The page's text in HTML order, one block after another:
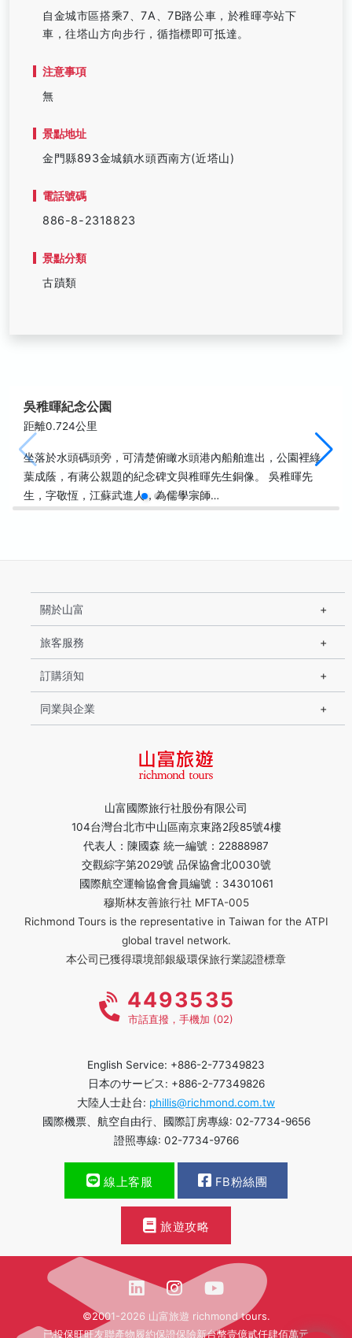
自金城市區搭乘7、7A、7B路公車，於稚暉亭站下
車，往塔山方向步行，循指標即可抵達。
注意事項
無
景點地址
金門縣893金城鎮水頭西南方(近塔山)
電話號碼
886-8-2318823
景點分類
古蹟類
吳稚暉紀念公園
距離0.724公里
坐落於水頭碼頭旁，可清楚俯瞰水頭港內船舶進出，公園裡綠
葉成蔭，有蔣公親題的紀念碑文與稚暉先生銅像。 吳稚暉先
生，字敬恆，江蘇武進人，為儒學宗師…
山富國際旅行社股份有限公司
104台灣台北市中山區南京東路2段85號4樓
代表人：陳國森 統一編號：22888987
交觀綜字第2029號 品保協會北0030號
國際航空運輸協會會員編號：34301061
穆斯林友善旅行社 MFTA-005
Richmond Tours is the representative in Taiwan for the ATPI
global travel network.
本公司已獲得環境部銀級環保旅行業認證標章
關於山富
旅客服務
訂購須知
同業與企業
4493535
市話直撥，手機加 (02)
English Service: +886-2-77349823
日本のサービス: +886-2-77349826
大陸人士赴台: phillis@richmond.com.tw
國際機票、航空自由行、國際訂房專線: 02-7734-9656
證照專線: 02-7734-9766
線上客服 FB粉絲團
旅遊攻略
©2001-2026 山富旅遊 richmond tours.
已投保旺旺友聯產物履約保證保險新台幣壹億貳仟肆佰萬元